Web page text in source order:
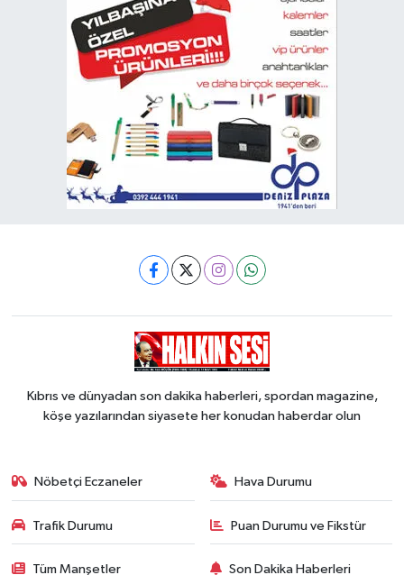
Kıbrıs ve dünyadan son dakika haberleri, spordan magazine,
köşe yazılarından siyasete her konudan haberdar olun
Nöbetçi Eczaneler Hava Durumu
Trafik Durumu Puan Durumu ve Fikstür
Tüm Manşetler Son Dakika Haberleri